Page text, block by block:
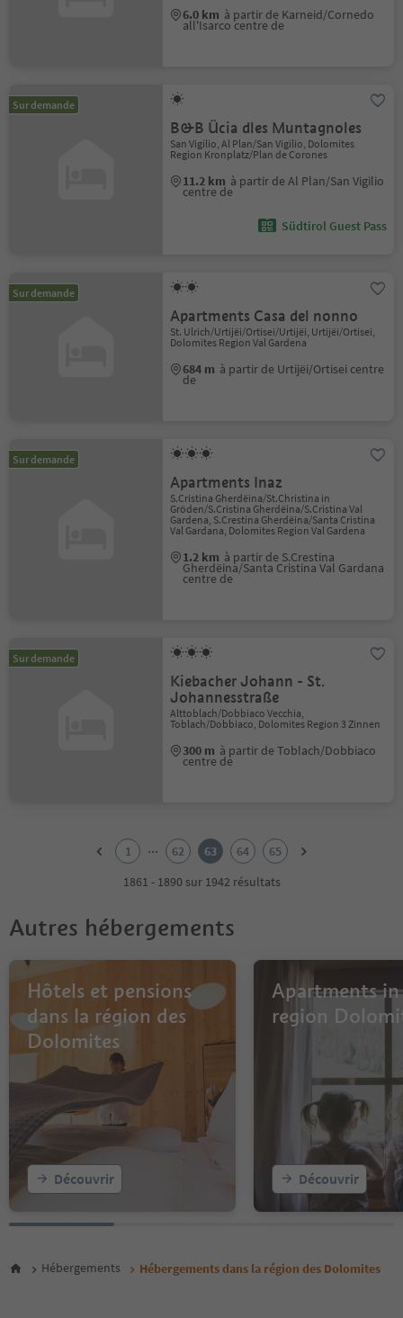
6.0 km à partir de Karneid/Cornedo
all'Isarco centre de
Sur demande
B&B Ücia dles Muntagnoles
San Vigilio, Al Plan/San Vigilio, Dolomites
Region Kronplatz/Plan de Corones
11.2 km à partir de Al Plan/San Vigilio
centre de
Südtirol Guest Pass
Sur demande
Apartments Casa del nonno
St. Ulrich/Urtijëi/Ortisei/Urtijëi, Urtijëi/Ortisei,
Dolomites Region Val Gardena
684 m à partir de Urtijëi/Ortisei centre
de
Sur demande
Apartments Inaz
S.Cristina Gherdëina/St.Christina in
Gröden/S.Cristina Gherdëina/S.Cristina Val
Gardena, S.Crestina Gherdëina/Santa Cristina
Val Gardana, Dolomites Region Val Gardena
1.2 km à partir de S.Crestina
Gherdëina/Santa Cristina Val Gardana
centre de
Sur demande
Kiebacher Johann - St.
Johannesstraße
Alttoblach/Dobbiaco Vecchia,
Toblach/Dobbiaco, Dolomites Region 3 Zinnen
300 m à partir de Toblach/Dobbiaco
centre de
7
9
12
14
22
23
26
1 ... 62 63 64
65
1861 - 1890 sur 1942 résultats
Autres hébergements
Hôtels et pensions
dans la région des
Dolomites
Découvrir
Apartments
region
Découvrir
Hébergements Hébergements dans la région des Dolomites